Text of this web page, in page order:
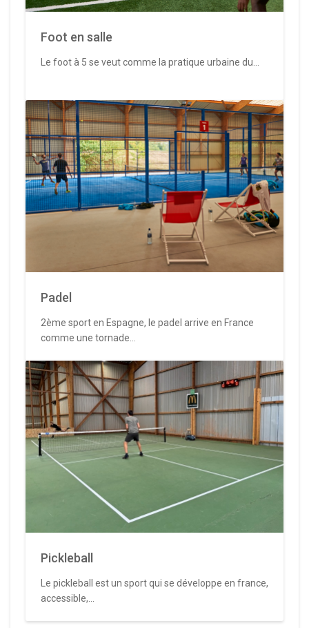
Foot en salle
Le foot à 5 se veut comme la pratique urbaine du...
Padel
2ème sport en Espagne, le padel arrive en France
comme une tornade...
Pickleball
Le pickleball est un sport qui se développe en france,
accessible,...